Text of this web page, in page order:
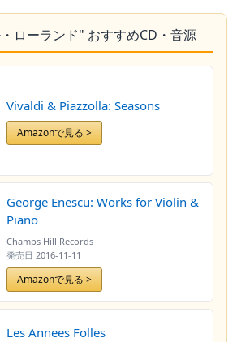
ローランド" おすすめCD・音源
Vivaldi & Piazzolla: Seasons
Amazonで見る >
George Enescu: Works for Violin &
Piano
Champs Hill Records
発売日 2016-11-11
Amazonで見る >
Les Annees Folles